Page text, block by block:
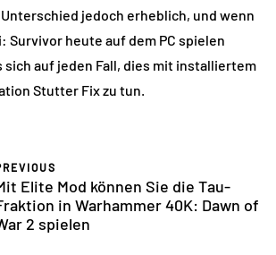
jedoch erheblich, und wenn
Survivor heute auf dem PC spielen
sich auf jeden Fall, dies mit installiertem
Stutter Fix zu tun.
Elite Mod können Sie die Tau-
in Warhammer 40K: Dawn of
2 spielen